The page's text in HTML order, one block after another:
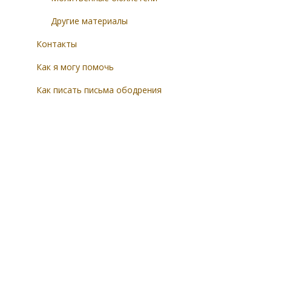
Другие материалы
Контакты
Как я могу помочь
Как писать письма ободрения